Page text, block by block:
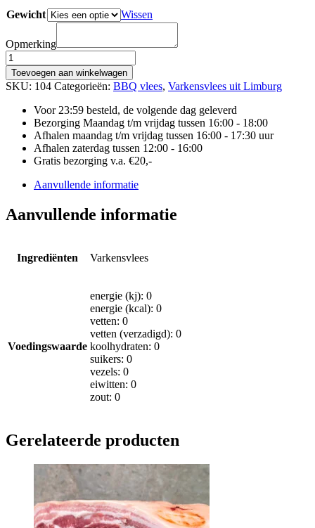
tot
€30.75
Gewicht Wissen
Opmerking
SPEKLAP
|
BUIKSPEK
aantal
Toevoegen aan winkelwagen
SKU: 104 Categorieën: BBQ vlees, Varkensvlees uit Limburg
Voor 23:59 besteld, de volgende dag geleverd
Bezorging Maandag t/m vrijdag tussen 16:00 - 18:00
Afhalen maandag t/m vrijdag tussen 16:00 - 17:30 uur
Afhalen zaterdag tussen 12:00 - 16:00
Gratis bezorging v.a. €20,-
Aanvullende informatie
Aanvullende informatie
Ingrediënten Varkensvlees
Voedingswaarde
energie (kj): 0
energie (kcal): 0
vetten: 0
vetten (verzadigd): 0
koolhydraten: 0
suikers: 0
vezels: 0
eiwitten: 0
zout: 0
Gerelateerde producten